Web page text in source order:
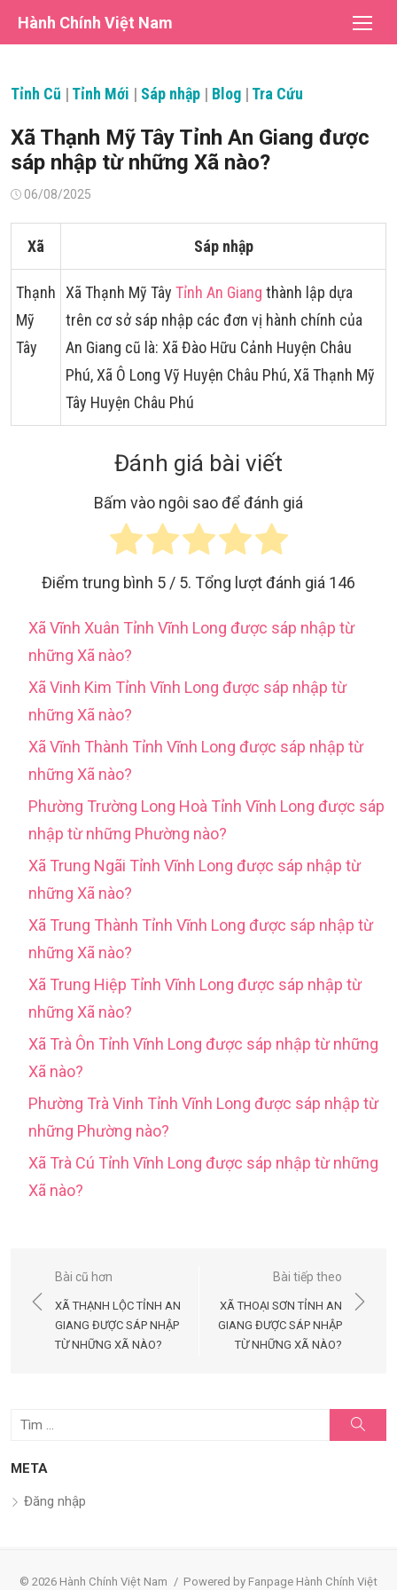
Hành Chính Việt Nam
Tỉnh Cũ | Tỉnh Mới | Sáp nhập | Blog | Tra Cứu
Xã Thạnh Mỹ Tây Tỉnh An Giang được
sáp nhập từ những Xã nào?
Đăng06/08/2025
Xã Sáp nhập
Thạnh
Mỹ
Tây
Xã Thạnh Mỹ Tây Tỉnh An Giang thành lập dựa
trên cơ sở sáp nhập các đơn vị hành chính của
An Giang cũ là: Xã Đào Hữu Cảnh Huyện Châu
Phú, Xã Ô Long Vỹ Huyện Châu Phú, Xã Thạnh Mỹ
Tây Huyện Châu Phú
Đánh giá bài viết
Bấm vào ngôi sao để đánh giá
Điểm trung bình 5 / 5. Tổng lượt đánh giá 146
Xã Vĩnh Xuân Tỉnh Vĩnh Long được sáp nhập từ
những Xã nào?
Xã Vinh Kim Tỉnh Vĩnh Long được sáp nhập từ
những Xã nào?
Xã Vĩnh Thành Tỉnh Vĩnh Long được sáp nhập từ
những Xã nào?
Phường Trường Long Hoà Tỉnh Vĩnh Long được sáp
nhập từ những Phường nào?
Xã Trung Ngãi Tỉnh Vĩnh Long được sáp nhập từ
những Xã nào?
Xã Trung Thành Tỉnh Vĩnh Long được sáp nhập từ
những Xã nào?
Xã Trung Hiệp Tỉnh Vĩnh Long được sáp nhập từ
những Xã nào?
Xã Trà Ôn Tỉnh Vĩnh Long được sáp nhập từ những
Xã nào?
Phường Trà Vinh Tỉnh Vĩnh Long được sáp nhập từ
những Phường nào?
Xã Trà Cú Tỉnh Vĩnh Long được sáp nhập từ những
Xã nào?
Điều
hướng
viết
Bài cũ hơn
XÃ THẠNH LỘC TỈNH AN
GIANG ĐƯỢC SÁP NHẬP
TỪ NHỮNG XÃ NÀO?
Bài tiếp theo
XÃ THOẠI SƠN TỈNH AN
GIANG ĐƯỢC SÁP NHẬP
TỪ NHỮNG XÃ NÀO?
Tìm
quả
kiếm
META
Đăng nhập
© 2026 Hành Chính Việt Nam / Powered by Fanpage Hành Chính Việt